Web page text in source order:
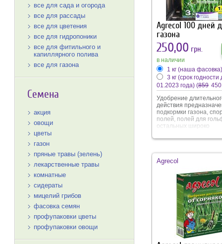
все для сада и огорода
все для рассады
все для цветения
все для гидропоники
все для фитильного и
капиллярного полива
все для газона
Семена
акция
овощи
цветы
газон
пряные травы (зелень)
лекарственные травы
комнатные
сидераты
мицелий грибов
фасовка семян
профупаковки цветы
профупаковки овощи
цветению, усиливает
насыщенность
Agrecol 100 дней
газона
250,00 грн.
в наличии
1 кг (наша фасовка)
3 кг (срок годности
01.2023 года) (859 450
Удобрение
действия
подкормки газона,
полей, полей для
остальных широко
поверхностей,
местах. Гранулы
постепенное
регулируется
экологическими
такими как влажность и
температура.
Agrecol